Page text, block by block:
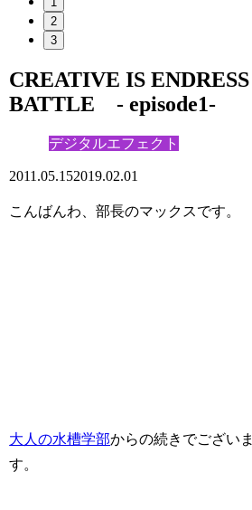
2
3
CREATIVE IS ENDRESS
BATTLE - episode1-
デジタルエフェクト
2011.05.152019.02.01
こんばんわ、部長のマックスです。
大人の水槽学部からの続きでございま
す。